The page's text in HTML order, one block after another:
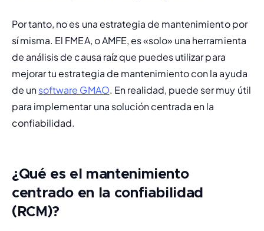
Por tanto, no es una estrategia de mantenimiento por
sí misma. El FMEA, o AMFE, es «solo» una herramienta
de análisis de causa raíz que puedes utilizar para
mejorar tu estrategia de mantenimiento con la ayuda
de un software GMAO. En realidad, puede ser muy útil
para implementar una solución centrada en la
confiabilidad.
¿Qué es el mantenimiento
centrado en la confiabilidad
(RCM)?